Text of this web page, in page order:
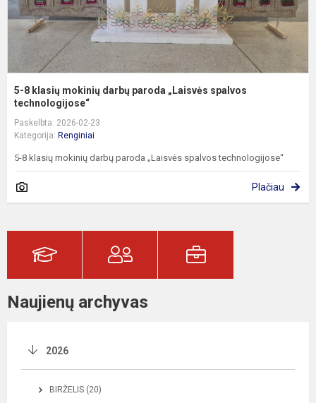
5-8 klasių mokinių darbų paroda „Laisvės spalvos
technologijose“
Paskelbta: 2026-02-23
Kategorija: Renginiai
5-8 klasių mokinių darbų paroda „Laisvės spalvos technologijose“
Plačiau
Naujienų archyvas
2026
BIRŽELIS (20)